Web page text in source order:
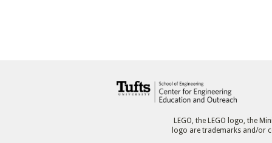
LEGO, the LEGO logo, the
logo are trademarks and/or